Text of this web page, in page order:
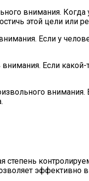
внимания.
этой цели или
Если у
Если